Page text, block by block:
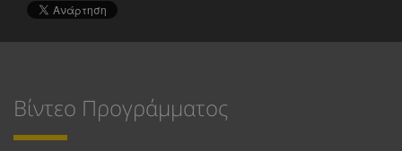
Βίντεο Προγράμματος